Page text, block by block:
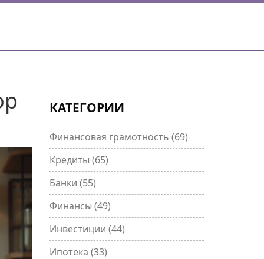
КАТЕГОРИИ
Финансовая грамотность (69)
Кредиты (65)
Банки (55)
Финансы (49)
Инвестиции (44)
Ипотека (33)